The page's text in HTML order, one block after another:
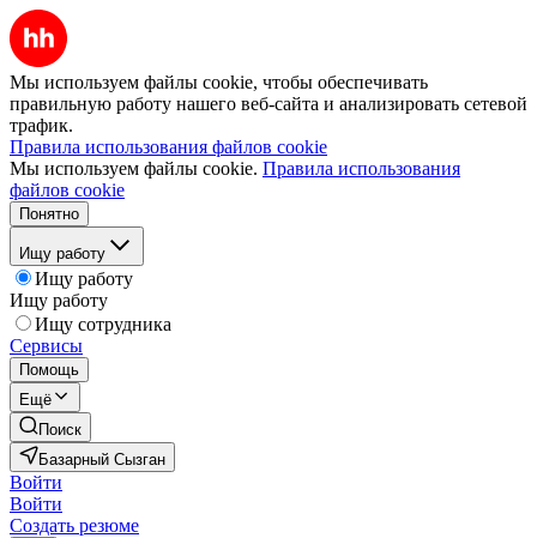
Мы используем файлы cookie, чтобы обеспечивать
правильную работу нашего веб-сайта и анализировать сетевой
трафик.
Правила использования файлов cookie
Мы используем файлы cookie. Правила использования
файлов cookie
Понятно
Ищу работу
Ищу работу
Ищу работу
Ищу сотрудника
Сервисы
Помощь
Ещё
Поиск
Базарный Сызган
Войти
Войти
Создать резюме